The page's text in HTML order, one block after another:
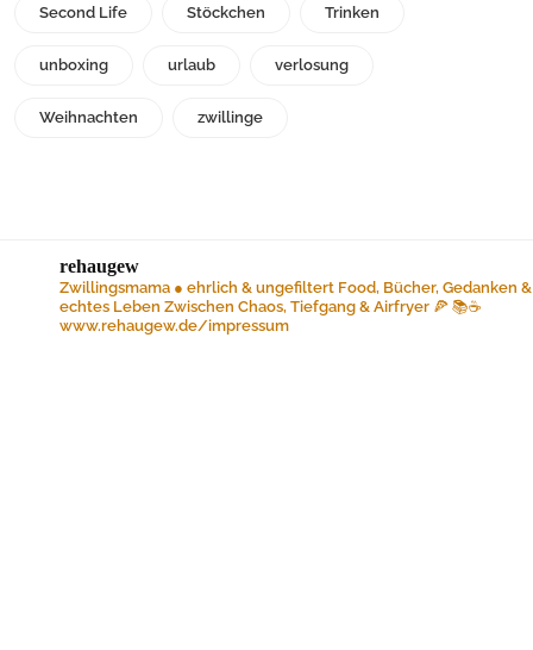
Second Life Stöckchen Trinken
unboxing urlaub verlosung
Weihnachten zwillinge
rehaugew
Zwillingsmama ● ehrlich & ungefiltert Food, Bücher, Gedanken &
echtes Leben Zwischen Chaos, Tiefgang & Airfryer 🍕 📚☕️
www.rehaugew.de/impressum